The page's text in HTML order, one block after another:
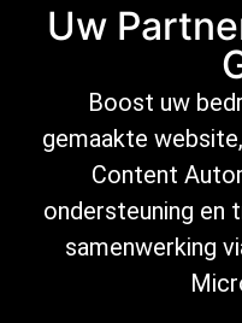
Uw
Boost uw
gemaakte
Content
ondersteuning en
samenwerking